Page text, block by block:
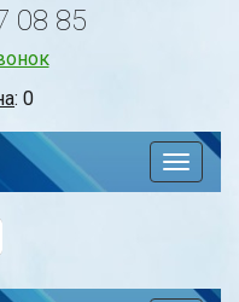
08 85
:0
по